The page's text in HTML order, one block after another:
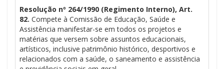
Resolução nº 264/1990 (Regimento Interno), Art.
82. Compete à Comissão de Educação, Saúde e
Assistência manifestar-se em todos os projetos e
matérias que versem sobre assuntos educacionais,
artísticos, inclusive patrimônio histórico, desportivos e
relacionados com a saúde, o saneamento e assistência